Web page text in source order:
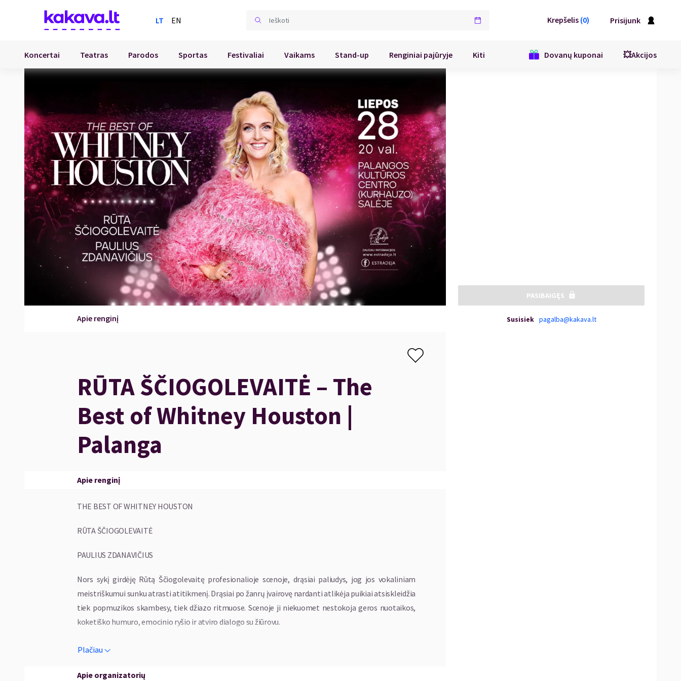
LT EN Krepšelis (0) Prisijunk
Koncertai Teatras Parodos Sportas Festivaliai Vaikams Stand-up Renginiai pajūryje Kiti Dovanų kuponai 💥Akcijos
Apie renginį
RŪTA ŠČIOGOLEVAITĖ – The
Best of Whitney Houston |
Palanga
Apie renginį
THE BEST OF WHITNEY HOUSTON
RŪTA ŠČIOGOLEVAITĖ
PAULIUS ZDANAVIČIUS
Nors sykį girdėję Rūtą Ščiogolevaitę profesionalioje scenoje, drąsiai paliudys, jog jos vokaliniam
meistriškumui sunku atrasti atitikmenį. Drąsiai po žanrų įvairovę nardanti atlikėja puikiai atsiskleidžia
tiek popmuzikos skambesy, tiek džiazo ritmuose. Scenoje ji niekuomet nestokoja geros nuotaikos,
koketiško humuro, emocinio ryšio ir atviro dialogo su žiūrovu.
Šįkart prakalbinti publiką ji ryžtasi su legendinės, visame muzikos pasaulyje ryškų pėdsaką palikusios
visų laikų geriausia mokytoja, turėjusi angelišką balsą, liūto dvasią ir dievišką esybę. Ne veltui sakoma,
Plačiau
Apie organizatorių
PASIBAIGĘS
Susisiek pagalba@kakava.lt